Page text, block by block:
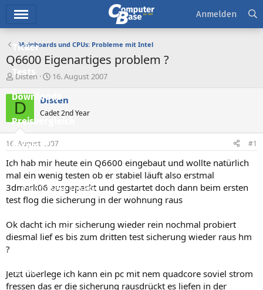
Ticker
Tests
Downloads
Preisvergleich
Forum
Aktuelles
Empfohlene Inhalte
Neueste Aktivitäten
Regeln
Anmelden
Mainboards und CPUs: Probleme mit Intel
Q6600 Eigenartiges problem ?
E
s
e
e
r
Disten
E
s
t
e
l
t
a
m
16. August 2007
D Disten
Cadet 2nd Year
16. August 2007 #1
Ich hab mir heute ein Q6600 eingebaut und wollte natürlich
mal ein wenig testen ob er stabiel läuft also erstmal
3dmark06 ausgepackt und gestartet doch dann beim ersten
test flog die sicherung in der wohnung raus
Ok dacht ich mir sicherung wieder rein nochmal probiert
diesmal lief es bis zum dritten test sicherung wieder raus hm
?
Jetzt überlege ich kann ein pc mit nem quadcore soviel strom
fressen das er die sicherung rausdrückt es liefen in der